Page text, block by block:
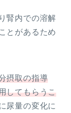
腎内での溶解
とがあるため
摂取の指導
してもらうこ
尿量の変化に